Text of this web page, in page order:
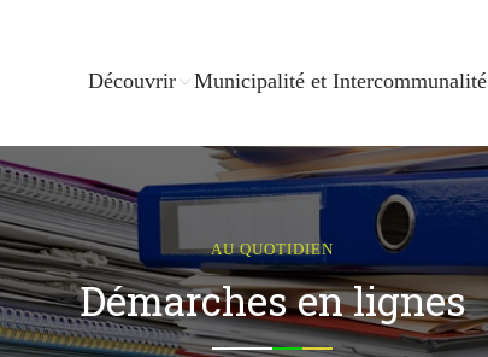
Découvrir Municipalité et Intercommunalité
AU QUOTIDIEN
Démarches en lignes